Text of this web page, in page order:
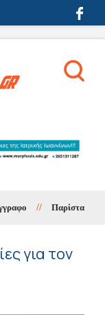
// Παρίστανε τον
για τον